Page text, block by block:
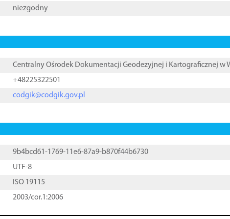
niezgodny
Centralny Ośrodek Dokumentacji Geodezyjnej i Kartograficznej w
+48225322501
codgik@codgik.gov.pl
9b4bcd61-1769-11e6-87a9-b870f44b6730
UTF-8
ISO 19115
2003/cor.1:2006